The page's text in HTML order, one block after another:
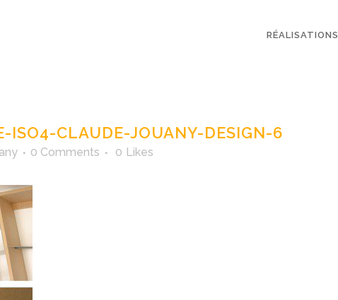
RÉALISATIONS
ISO4-CLAUDE-JOUANY-DESIGN-6
0 Comments 0 Likes